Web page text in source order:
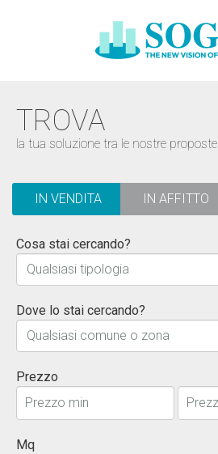
TROVA
la tua soluzione tra le nostre proposte
IN VENDITA IN AFFITTO
Cosa stai cercando?
Qualsiasi tipologia
Dove lo stai cercando?
Qualsiasi comune o zona
Prezzo
Mq